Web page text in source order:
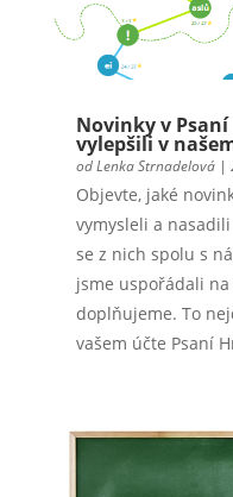
Novinky v
vylepšili v
odLenka Strnadelová|
Objevte, jaké
vymysleli a
se z nich spolu s
jsme uspořádali
doplňujeme. To
vašem účte Psaní